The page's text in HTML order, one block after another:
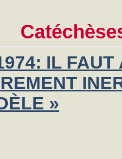
IL FAUT
»